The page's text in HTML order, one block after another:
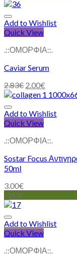
Add to Wishlist
Quick View
.::ΟΜΟΡΦΙΑ::.
Caviar Serum
2.83€ 2.00€
Add to Wishlist
Quick View
.::ΟΜΟΡΦΙΑ::.
Sostar Focus
50ml
3.00€
-16%
Add to Wishlist
Quick View
.::ΟΜΟΡΦΙΑ::.